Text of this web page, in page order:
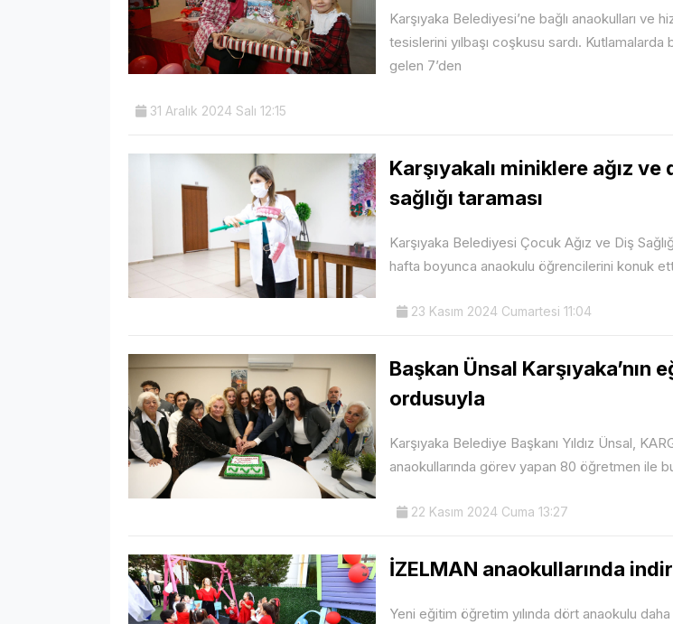
Karşıyaka Belediyesi’ne bağlı anaokulları ve
tesislerini yılbaşı coşkusu sardı. Kutlamalarda
gelen 7’den
31 Aralık 2024 Salı 12:15
Karşıyakalı miniklere ağız ve
sağlığı taraması
Karşıyaka Belediyesi Çocuk Ağız ve Diş
hafta boyunca anaokulu öğrencilerini konuk
23 Kasım 2024 Cumartesi 11:04
Başkan Ünsal Karşıyaka’nın
ordusuyla
Karşıyaka Belediye Başkanı Yıldız Ünsal,
anaokullarında görev yapan 80 öğretmen ile
22 Kasım 2024 Cuma 13:27
İZELMAN anaokullarında
Yeni eğitim öğretim yılında dört anaokulu